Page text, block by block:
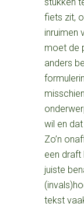
stukken
fiets zit,
inruimen
moet de
anders
wil en
Zo’n
een draft
juiste
tekst